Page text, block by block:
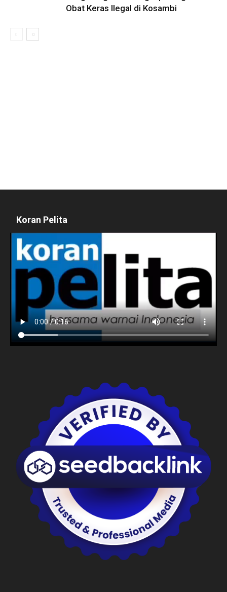
Obat Keras Ilegal di Kosambi
Koran Pelita